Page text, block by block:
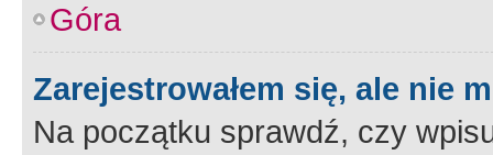
Góra
Zarejestrowałem się, ale nie
Na początku sprawdź, czy